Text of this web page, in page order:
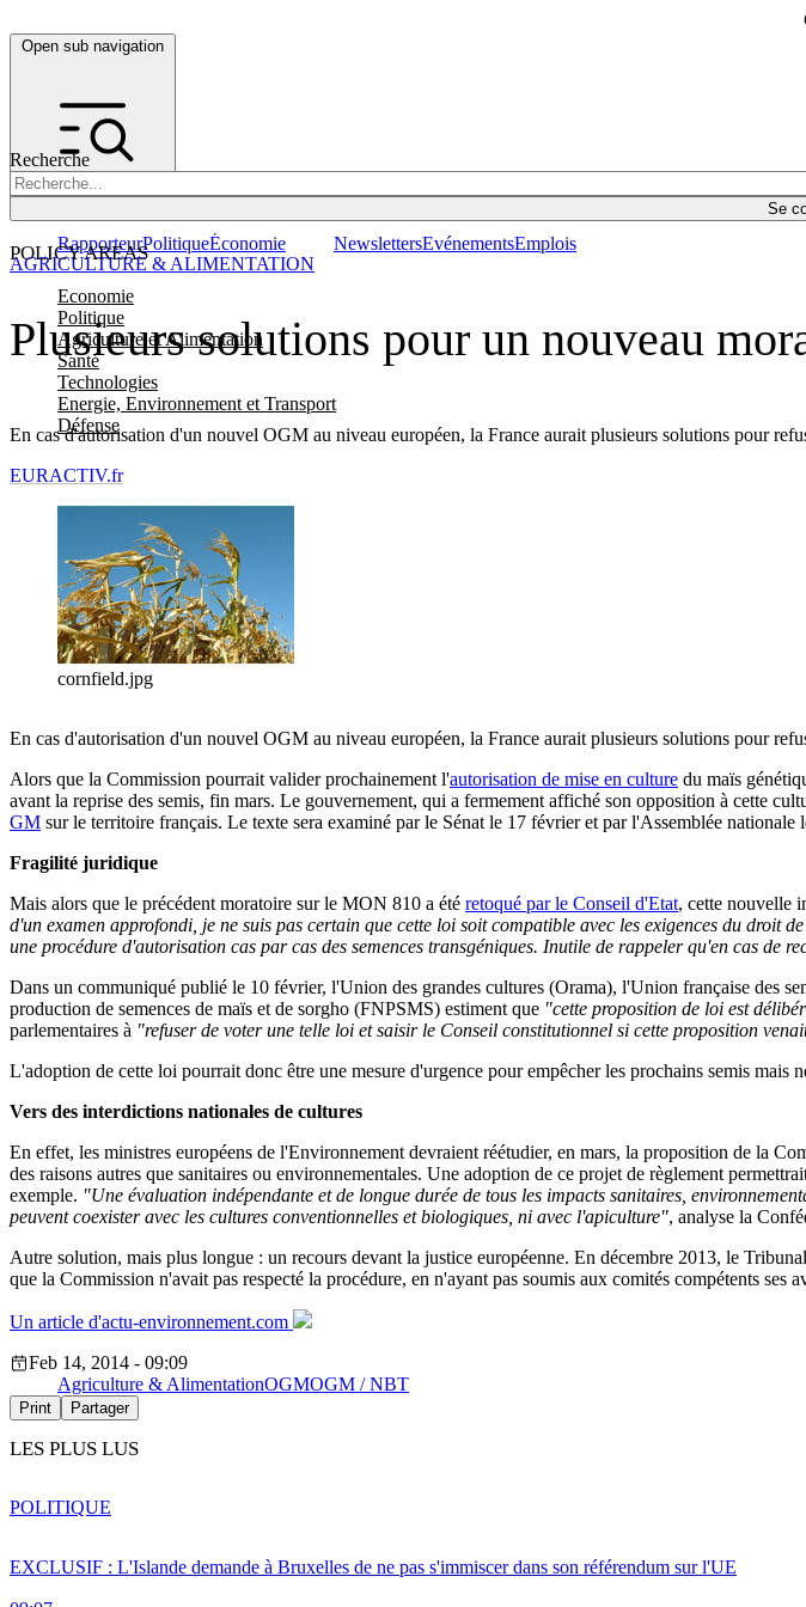
Open sub navigation
Recherche
Se
POLICY AREAS
Economie
Politique
Agriculture et Alimentation
Santé
Technologies
Energie, Environnement et Transport
Défense
RapporteurPolitiqueÉconomie NewslettersEvénementsEmplois
Plusieurs solutions pour un nouveau
En cas d'autorisation d'un nouvel OGM au niveau européen, la France aurait plusieurs solutions pour
AGRICULTURE & ALIMENTATION
EURACTIV.fr
cornfield.jpg
En cas d'autorisation d'un nouvel OGM au niveau européen, la France aurait plusieurs solutions pour
Alors que la Commission pourrait valider prochainement l'autorisation de mise en culture du maïs
avant la reprise des semis, fin mars. Le gouvernement, qui a fermement affiché son opposition à cette
GM sur le territoire français. Le texte sera examiné par le Sénat le 17 février et par l'Assemblée nationale
Fragilité juridique
Mais alors que le précédent moratoire sur le MON 810 a été retoqué par le Conseil d'Etat, cette nouvelle
d'un examen approfondi, je ne suis pas certain que cette loi soit compatible avec les exigences du
une procédure d'autorisation cas par cas des semences transgéniques. Inutile de rappeler qu'en cas
Dans un communiqué publié le 10 février, l'Union des grandes cultures (Orama), l'Union française des
production de semences de maïs et de sorgho (FNPSMS) estiment que "cette proposition de loi est
parlementaires à "refuser de voter une telle loi et saisir le Conseil constitutionnel si cette proposition
L'adoption de cette loi pourrait donc être une mesure d'urgence pour empêcher les prochains semis mais
Vers des interdictions nationales de cultures
En effet, les ministres européens de l'Environnement devraient réétudier, en mars, la proposition de la
des raisons autres que sanitaires ou environnementales. Une adoption de ce projet de règlement
exemple. "Une évaluation indépendante et de longue durée de tous les impacts sanitaires,
peuvent coexister avec les cultures conventionnelles et biologiques, ni avec l'apiculture", analyse la
Autre solution, mais plus longue : un recours devant la justice européenne. En décembre 2013, le
que la Commission n'avait pas respecté la procédure, en n'ayant pas soumis aux comités compétents ses
Un article d'actu-environnement.com
Feb 14, 2014 - 09:09
Agriculture & AlimentationOGMOGM / NBT
Print Partager
LES PLUS LUS
EXCLUSIF : L'Islande demande à Bruxelles de ne pas s'immiscer dans son référendum sur l'UE
POLITIQUE